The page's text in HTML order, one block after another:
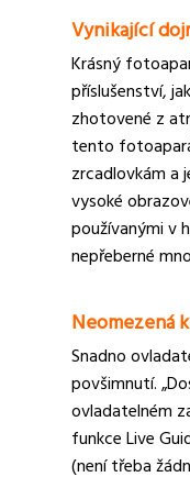
Vynikající
Krásný
příslušenství,
zhotovené z
tento
zrcadlovkám a
vysoké
používanými v
nepřeberné
Neomezená
Snadno
povšimnutí.
ovladatelném
funkce Live
(není třeba